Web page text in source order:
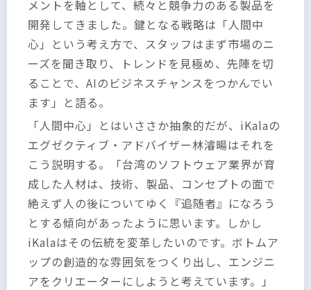
メントを軸として、続々と競争力のある製品を
開発してきました。鍵となる戦略は「人間中
心」という考え方で、スタッフはまず市場のニ
ーズを聞き取り、トレンドを見極め、先陣を切
ることで、AIのビジネスチャンスをつかんでい
ます」と語る。
「人間中心」とはいささか抽象的だが、iKalaの
エグゼクティブ・アドバイザー林濬暘はそれを
こう説明する。「台湾のソフトウェア業界が育
成した人材は、技術、製品、コンセプトの面で
絶えず人の後についてゆく『追随者』になろう
とする傾向があったように思います。しかし
iKalaはその伝統を変革したいのです。ボトムア
ップの創造的な雰囲気をつくり出し、エンジニ
アをクリエーターにしようと考えています。」